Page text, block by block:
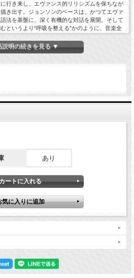
行き来し、エヴァンス的リリシズムを保ちなが
き出す。ジョンソンのベースは、かつてエヴァ
法を基盤に、深く有機的な対話を展開。そして
というより“呼吸を整える”かのように、音楽全
エヴァンスの核心に触れるものが中心ですが、
く、三者による内省的対話の記録。テンポの揺
そのすべてが、エヴァンスの精神を現代的に翻
ラルかつ奥行きのあるサウン ド。各楽器の距
、リスニング環境次第で立体的なステージ像が
Live At Zurich, Switzerland October 22th, 2004
Foolish Heart(inc) John Abercrombie(g)
明の続きを見る ▼
あり